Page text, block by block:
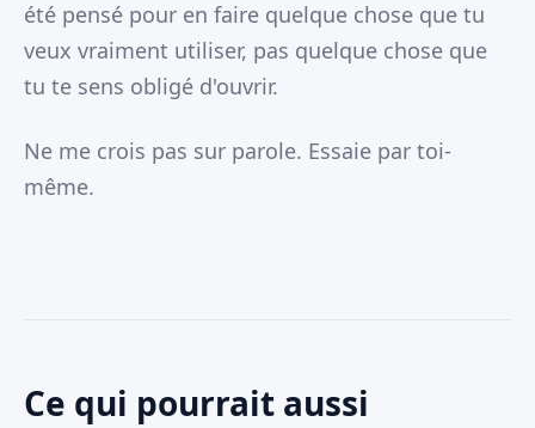
été pensé pour en faire quelque chose que tu
veux vraiment utiliser, pas quelque chose que
tu te sens obligé d'ouvrir.
Ne me crois pas sur parole. Essaie par toi-
même.
Ce qui pourrait aussi